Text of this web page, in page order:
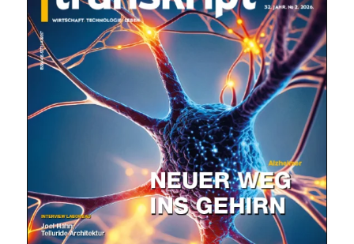
Mit dem |transkript-Newsletter
jede Woche aktuell informiert.